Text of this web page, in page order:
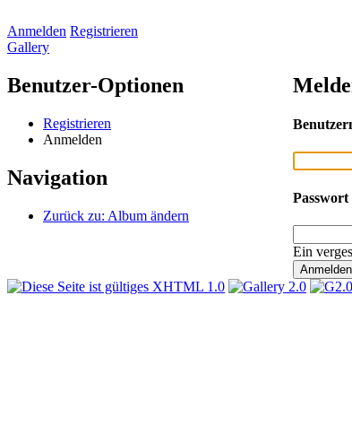
Anmelden Registrieren
Gallery
Benutzer-Optionen
Registrieren
Anmelden
Navigation
Zurück zu: Album ändern
Passwort
Ein